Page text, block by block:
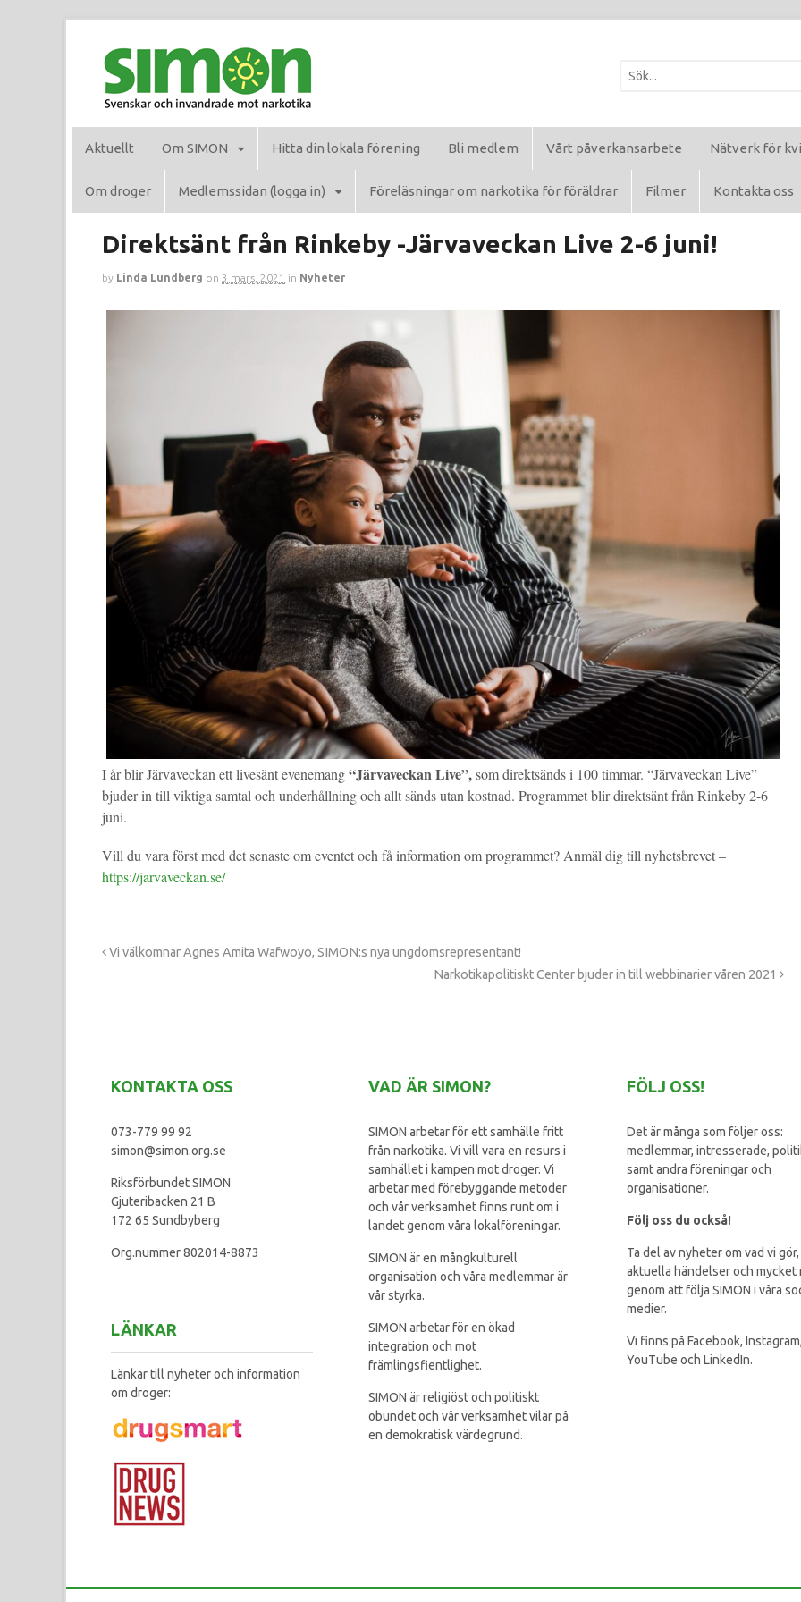
Aktuellt Om SIMON Hitta din lokala förening Bli medlem Vårt påverkansarbete Nätverk för
Om droger Medlemssidan (logga in) Föreläsningar om narkotika för föräldrar Filmer Kontakta oss
Direktsänt från Rinkeby -Järvaveckan Live 2-6 juni!
by Linda Lundberg on 3 mars, 2021 in Nyheter
I år blir Järvaveckan ett livesänt evenemang“Järvaveckan Live”,som direktsänds i 100 timmar. “Järvaveckan Live”
bjuder in till viktiga samtal och underhållning och allt sänds utan kostnad. Programmet blir direktsänt från Rinkeby 2-6
juni.
Vill du vara först med det senaste om eventet och få information om programmet? Anmäl dig till nyhetsbrevet –
https://jarvaveckan.se/
Vi välkomnar Agnes Amita Wafwoyo, SIMON:s nya ungdomsrepresentant!
Narkotikapolitiskt Center bjuder in till webbinarier våren 2021
KONTAKTA OSS
073-779 99 92
simon@simon.org.se
Riksförbundet SIMON
Gjuteribacken 21 B
172 65 Sundbyberg
Org.nummer 802014-8873
LÄNKAR
Länkar till nyheter och information
om droger:
VAD ÄR SIMON?
SIMON arbetar för ett samhälle fritt
från narkotika. Vi vill vara en resurs i
samhället i kampen mot droger. Vi
arbetar med förebyggande metoder
och vår verksamhet finns runt om i
landet genom våra lokalföreningar.
SIMON är en mångkulturell
organisation och våra medlemmar är
vår styrka.
SIMON arbetar för en ökad
integration och mot
främlingsfientlighet.
SIMON är religiöst och politiskt
obundet och vår verksamhet vilar på
en demokratisk värdegrund.
FÖLJ OSS!
Det är många som följer oss:
medlemmar, intresserade,
samt andra föreningar och
organisationer.
Följ oss du också!
Ta del av nyheter om vad vi gör,
aktuella händelser och mycket
genom att följa SIMON i våra
medier.
Vi finns på Facebook,
YouTube och LinkedIn.